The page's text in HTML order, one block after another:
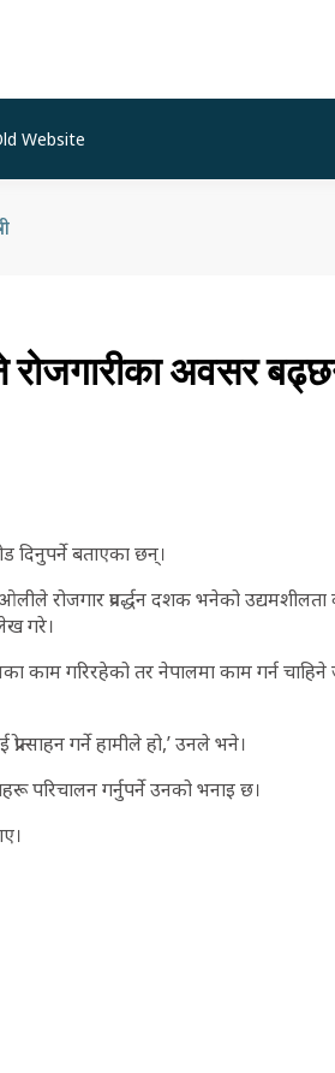
Website
रोजगारीका अवसर
दिनुपर्ने बताएका छन्।
ओलीले रोजगार प्रवर्द्धन दशक भनेको
गरे‌।
काम गरिरहेको तर नेपालमा काम गर्न
गर्ने हामीले हो,’ उनले भने।
परिचालन गर्नुपर्ने उनको भनाइ छ।